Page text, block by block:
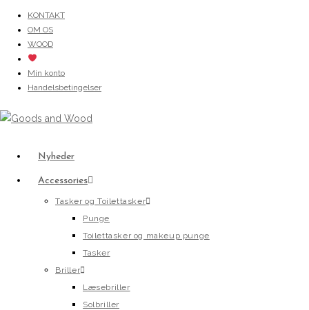
content
KONTAKT
OM OS
WOOD
Min konto
Handelsbetingelser
Nyheder
Accessories
Tasker og Toilettasker
Punge
Toilettasker og makeup punge
Tasker
Briller
Læsebriller
Solbriller